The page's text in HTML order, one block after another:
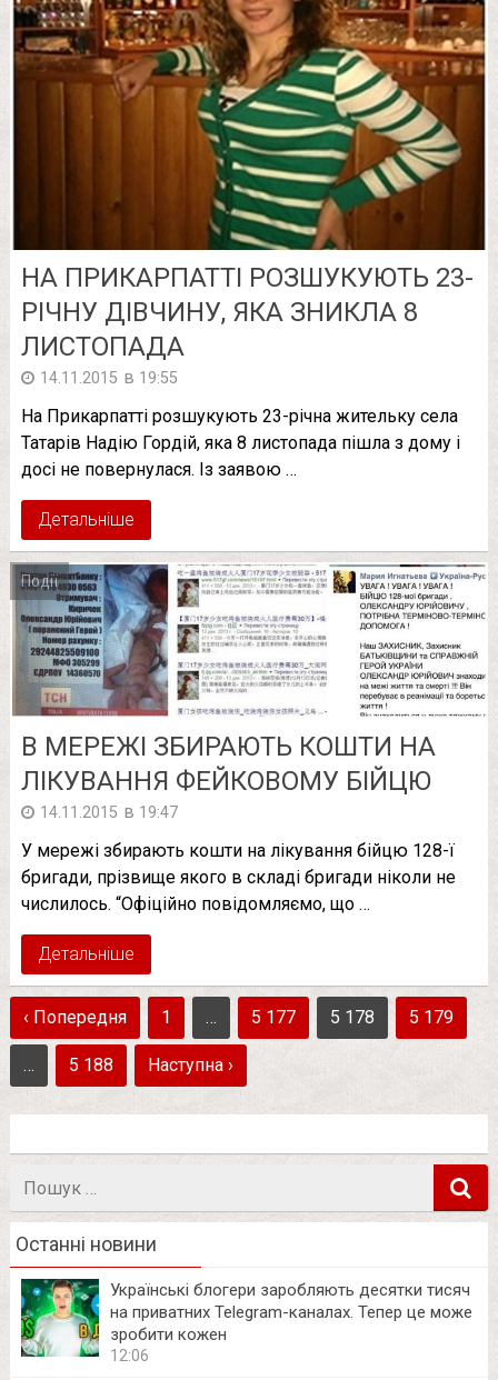
НА ПРИКАРПАТТІ РОЗШУКУЮТЬ 23-
РІЧНУ ДІВЧИНУ, ЯКА ЗНИКЛА 8
ЛИСТОПАДА
14.11.2015 в 19:55
На Прикарпатті розшукують 23-річна жительку села
Татарів Надію Гордій, яка 8 листопада пішла з дому і
досі не повернулася. Із заявою …
Детальніше
Події
В МЕРЕЖІ ЗБИРАЮТЬ КОШТИ НА
ЛІКУВАННЯ ФЕЙКОВОМУ БІЙЦЮ
14.11.2015 в 19:47
У мережі збирають кошти на лікування бійцю 128-ї
бригади, прізвище якого в складі бригади ніколи не
числилось. “Офіційно повідомляємо, що …
Детальніше
‹ Попередня 1 … 5 177 5 178 5 179
… 5 188 Наступна ›
Останні новини
Українські блогери заробляють десятки тисяч
на приватних Telegram-каналах. Тепер це може
зробити кожен
12:06